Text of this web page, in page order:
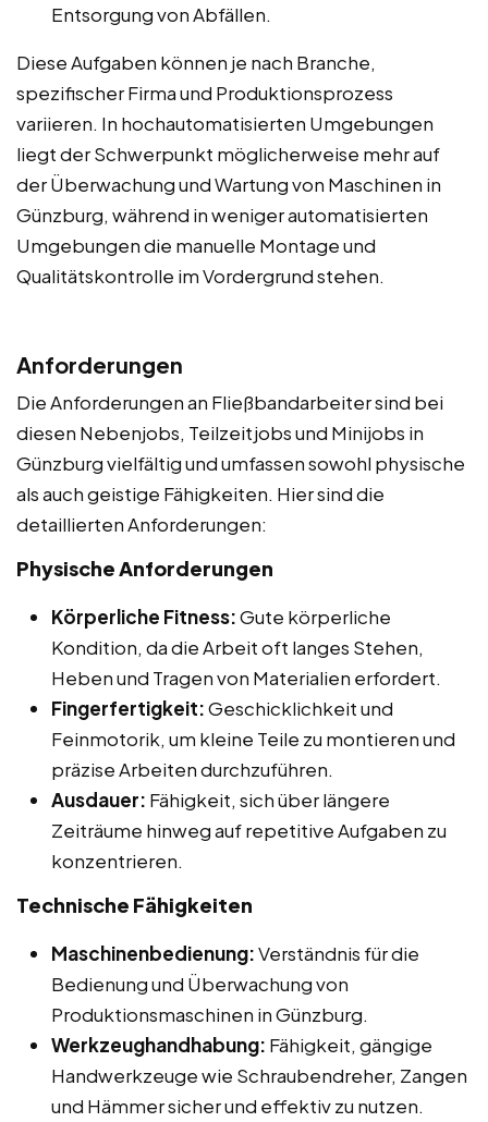
Entsorgung von Abfällen.
Diese Aufgaben können je nach Branche,
spezifischer Firma und Produktionsprozess
variieren. In hochautomatisierten Umgebungen
liegt der Schwerpunkt möglicherweise mehr auf
der Überwachung und Wartung von Maschinen in
Günzburg, während in weniger automatisierten
Umgebungen die manuelle Montage und
Qualitätskontrolle im Vordergrund stehen.
Anforderungen
Die Anforderungen an Fließbandarbeiter sind bei
diesen Nebenjobs, Teilzeitjobs und Minijobs in
Günzburg vielfältig und umfassen sowohl physische
als auch geistige Fähigkeiten. Hier sind die
detaillierten Anforderungen:
Physische Anforderungen
Körperliche Fitness:Gute körperliche
Kondition, da die Arbeit oft langes Stehen,
Heben und Tragen von Materialien erfordert.
Fingerfertigkeit:Geschicklichkeit und
Feinmotorik, um kleine Teile zu montieren und
präzise Arbeiten durchzuführen.
Ausdauer: Fähigkeit, sich über längere
Zeiträume hinweg auf repetitive Aufgaben zu
konzentrieren.
Technische Fähigkeiten
Maschinenbedienung:Verständnis für die
Bedienung und Überwachung von
Produktionsmaschinen in Günzburg.
Werkzeughandhabung: Fähigkeit, gängige
Handwerkzeuge wie Schraubendreher, Zangen
und Hämmer sicher und effektiv zu nutzen.